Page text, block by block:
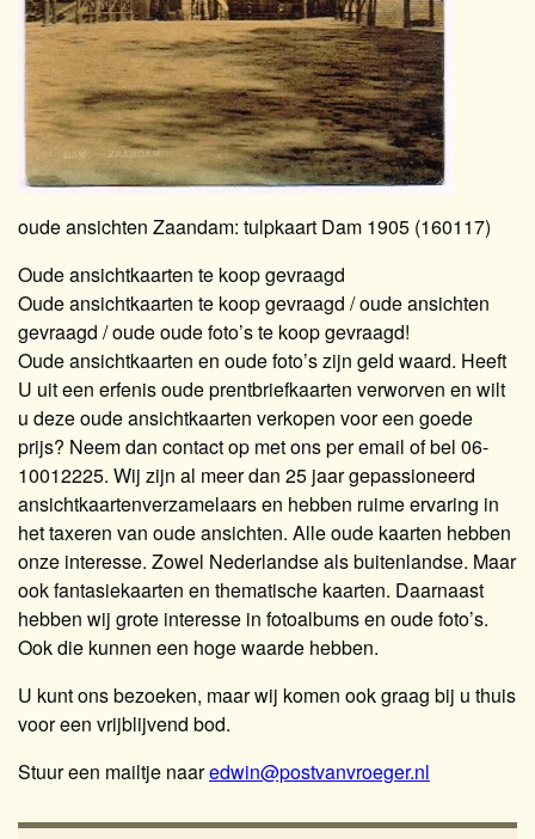
oude ansichten Zaandam: tulpkaart Dam 1905 (160117)
Oude ansichtkaarten te koop gevraagd
Oude ansichtkaarten te koop gevraagd / oude ansichten
gevraagd / oude oude foto’s te koop gevraagd!
Oude ansichtkaarten en oude foto’s zijn geld waard. Heeft
U uit een erfenis oude prentbriefkaarten verworven en wilt
u deze oude ansichtkaarten verkopen voor een goede
prijs? Neem dan contact op met ons per email of bel 06-
10012225. Wij zijn al meer dan 25 jaar gepassioneerd
ansichtkaartenverzamelaars en hebben ruime ervaring in
het taxeren van oude ansichten. Alle oude kaarten hebben
onze interesse. Zowel Nederlandse als buitenlandse. Maar
ook fantasiekaarten en thematische kaarten. Daarnaast
hebben wij grote interesse in fotoalbums en oude foto’s.
Ook die kunnen een hoge waarde hebben.
U kunt ons bezoeken, maar wij komen ook graag bij u thuis
voor een vrijblijvend bod.
Stuur een mailtje naaredwin@postvanvroeger.nl